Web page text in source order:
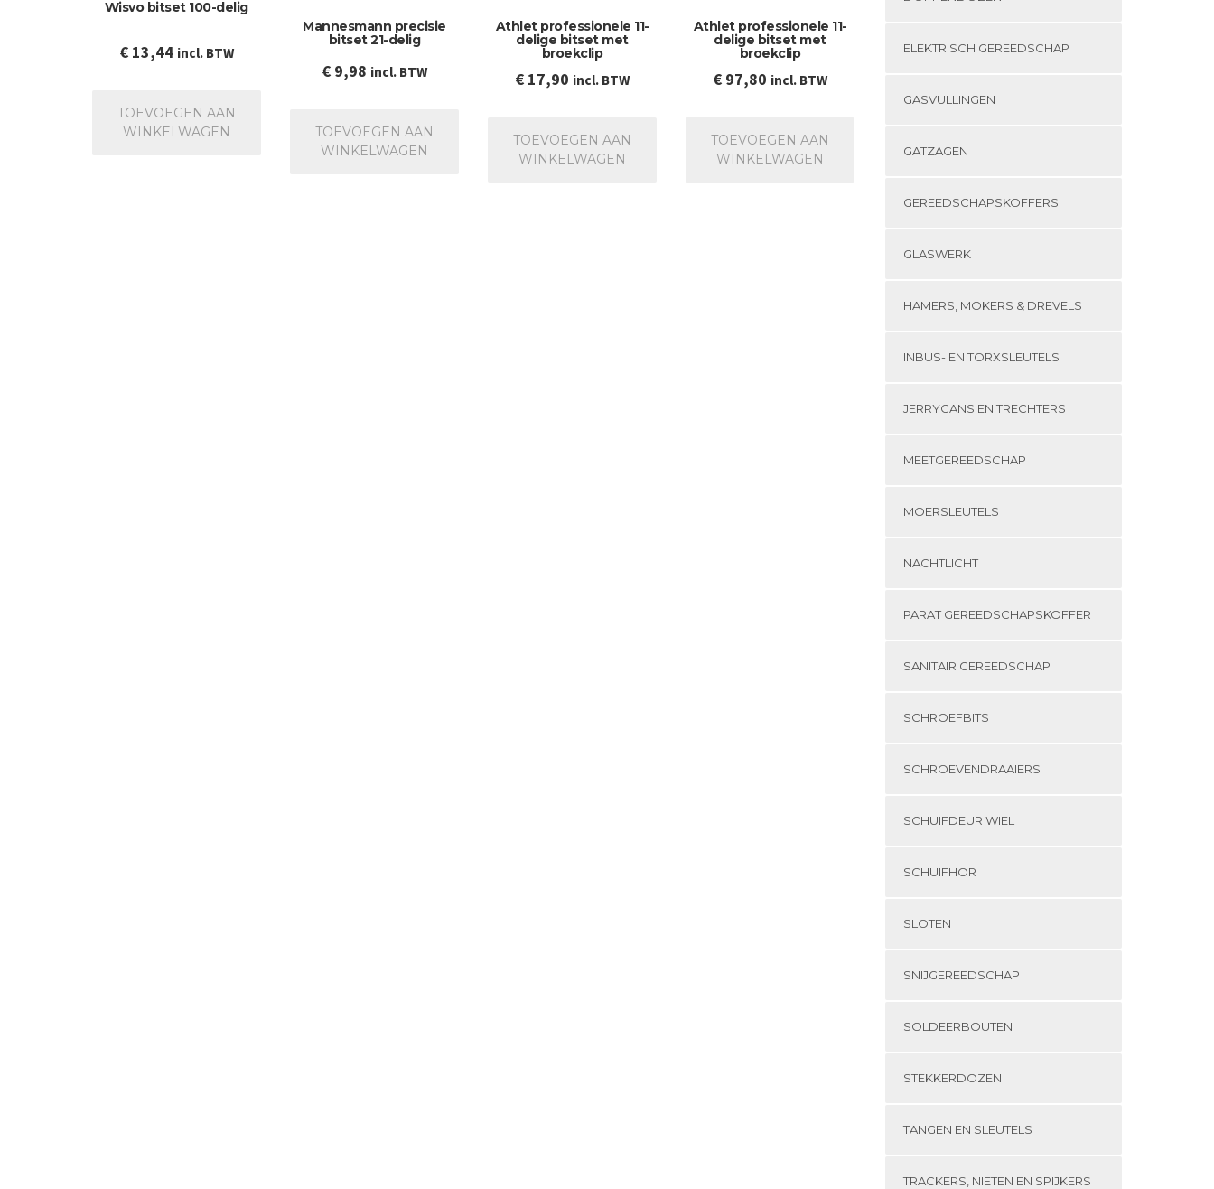
Wisvo bitset 100-delig
€13,44 incl. BTW
TOEVOEGEN AAN
WINKELWAGEN
Mannesmann precisie
bitset 21-delig
€9,98 incl. BTW
TOEVOEGEN AAN
WINKELWAGEN
Athlet professionele 11-
delige bitset met
broekclip
€ 17,90 incl. BTW
TOEVOEGEN AAN
WINKELWAGEN
Athlet professionele 11-
delige bitset met
broekclip
€ 97,80 incl. BTW
TOEVOEGEN AAN
WINKELWAGEN
ELEKTRISCH GEREEDSCHAP
GASVULLINGEN
GATZAGEN
GEREEDSCHAPSKOFFERS
GLASWERK
HAMERS, MOKERS & DREVELS
INBUS- EN TORXSLEUTELS
JERRYCANS EN TRECHTERS
MEETGEREEDSCHAP
MOERSLEUTELS
NACHTLICHT
PARAT GEREEDSCHAPSKOFFER
SANITAIR GEREEDSCHAP
SCHROEFBITS
SCHROEVENDRAAIERS
SCHUIFDEUR WIEL
SCHUIFHOR
SLOTEN
SNIJGEREEDSCHAP
SOLDEERBOUTEN
STEKKERDOZEN
TANGEN EN SLEUTELS
TRACKERS, NIETEN EN SPIJKERS